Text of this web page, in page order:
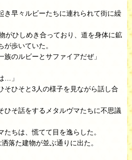
き早々ルビーたちに連れられて街に繰
がひしめき合っており、道を身体に鉱
歩いていた。
族のルビーとサファイアだぜ」
…」
そひそと3人の様子を見ながら話し合
ひそ話をするメタルヴマたちに不思議
たちは、慌てて目を逸らした。
落た建物が並ぶ通りに出た。